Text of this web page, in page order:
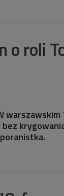
o roli